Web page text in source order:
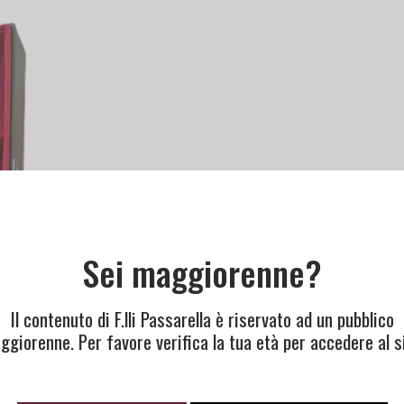
Sei maggiorenne?
Il contenuto di F.lli Passarella è riservato ad un pubblico
Per favore verifica la tua età per accedere al